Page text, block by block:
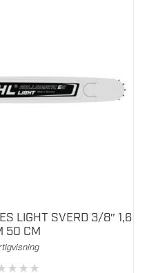
LIGHT SVERD 3/8″ 1,6
50 CM
★★★